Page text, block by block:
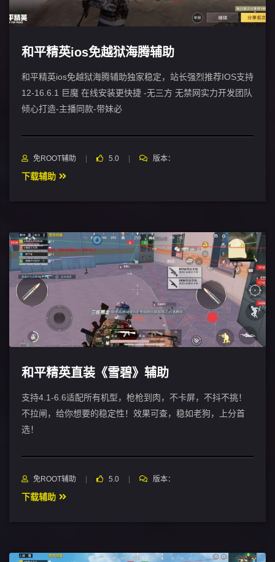
和平精英ios免越狱海腾辅助
和平精英ios免越狱海腾辅助独家稳定，站长强烈推荐IOS支持
12-16.6.1 巨魔 在线安装更快捷 -无三方 无禁网实力开发团队
倾心打造-主播同款-带妹必
免ROOT辅助 5.0 版本：
下载辅助
和平精英直装《雪碧》辅助
支持4.1-6.6适配所有机型，枪枪到肉，不卡屏，不抖不挑！
不拉闸，给你想要的稳定性！效果可查，稳如老狗，上分首
选！
免ROOT辅助 5.0 版本：
下载辅助